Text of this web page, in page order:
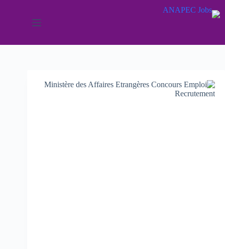
إلى